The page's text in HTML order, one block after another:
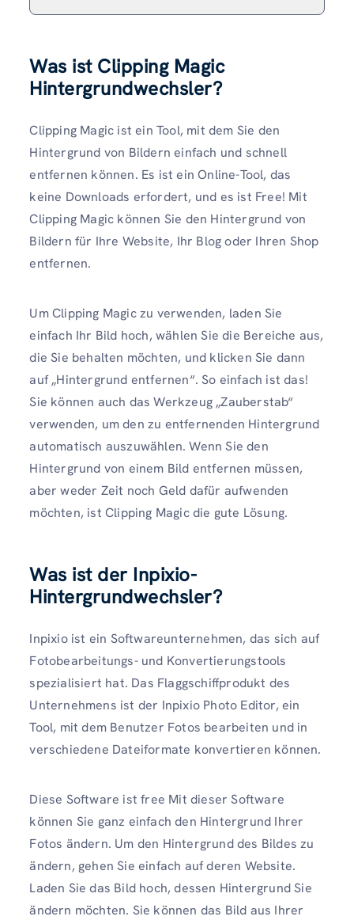
Was ist Clipping Magic
Hintergrundwechsler?
Clipping Magic ist ein Tool, mit dem Sie den
Hintergrund von Bildern einfach und schnell
entfernen können. Es ist ein Online-Tool, das
keine Downloads erfordert, und es ist Free! Mit
Clipping Magic können Sie den Hintergrund von
Bildern für Ihre Website, Ihr Blog oder Ihren Shop
entfernen.
Um Clipping Magic zu verwenden, laden Sie
einfach Ihr Bild hoch, wählen Sie die Bereiche aus,
die Sie behalten möchten, und klicken Sie dann
auf „Hintergrund entfernen“. So einfach ist das!
Sie können auch das Werkzeug „Zauberstab“
verwenden, um den zu entfernenden Hintergrund
automatisch auszuwählen. Wenn Sie den
Hintergrund von einem Bild entfernen müssen,
aber weder Zeit noch Geld dafür aufwenden
möchten, ist Clipping Magic die gute Lösung.
Was ist der Inpixio-
Hintergrundwechsler?
Inpixio ist ein Softwareunternehmen, das sich auf
Fotobearbeitungs- und Konvertierungstools
spezialisiert hat. Das Flaggschiffprodukt des
Unternehmens ist der Inpixio Photo Editor, ein
Tool, mit dem Benutzer Fotos bearbeiten und in
verschiedene Dateiformate konvertieren können.
Diese Software ist free Mit dieser Software
können Sie ganz einfach den Hintergrund Ihrer
Fotos ändern. Um den Hintergrund des Bildes zu
ändern, gehen Sie einfach auf deren Website.
Laden Sie das Bild hoch, dessen Hintergrund Sie
ändern möchten. Sie können das Bild aus Ihrer